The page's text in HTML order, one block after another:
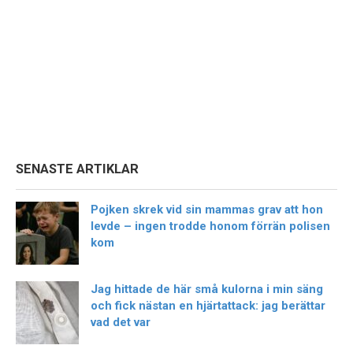
SENASTE ARTIKLAR
Pojken skrek vid sin mammas grav att hon
levde – ingen trodde honom förrän polisen
kom
Jag hittade de här små kulorna i min säng
och fick nästan en hjärtattack: jag berättar
vad det var